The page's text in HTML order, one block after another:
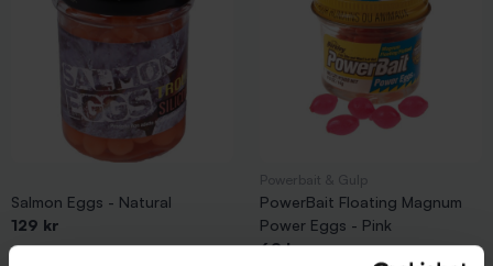
Salmon Eggs - Natural
129 kr
PowerBait Floating Magnum
Power Eggs - Pink
69 kr